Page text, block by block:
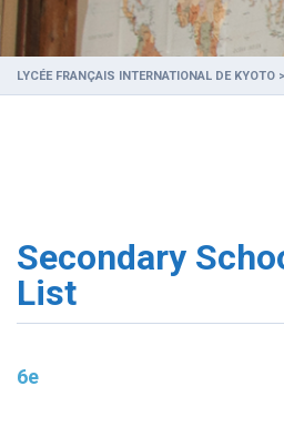
LYCÉE FRANÇAIS INTERNATIONAL DE KYOTO >
Secondary
List
6e